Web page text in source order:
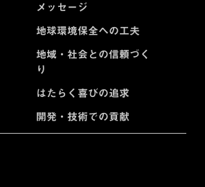
メッセージ
地球環境保全への工夫
地域・社会との信頼づく
り
はたらく喜びの追求
開発・技術での貢献